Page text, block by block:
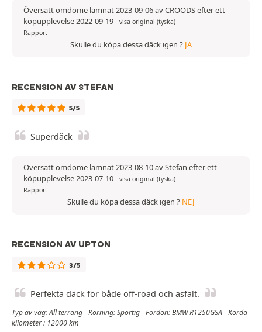
Översatt omdöme lämnat 2023-09-06 av CROODS efter ett
köpupplevelse 2022-09-19- visa original (tyska)
Rapport
Skulle du köpa dessa däck igen ? JA
RECENSION AV STEFAN
5/5
Superdäck
Översatt omdöme lämnat 2023-08-10 av Stefan efter ett
köpupplevelse 2023-07-10- visa original (tyska)
Rapport
Skulle du köpa dessa däck igen ? NEJ
RECENSION AV UPTON
3/5
Perfekta däck för både off-road och asfalt.
Typ av väg: All terräng - Körning: Sportig - Fordon: BMW R1250GSA - Körda
kilometer : 12000 km